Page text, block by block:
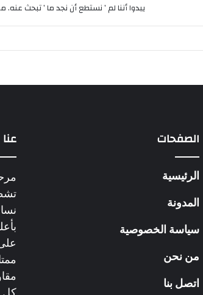
يبدوا أننا لم ’ نستطع أن نجد ما ’ تبحث
الصفحات
الرئيسية
المدونة
سياسة الخصوصية
من نحن
اتصل بنا
عنا
كل